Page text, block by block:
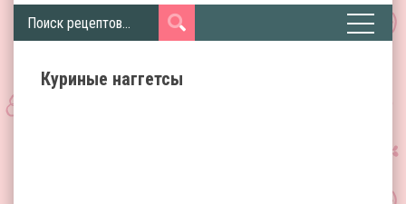
Куриные наггетсы